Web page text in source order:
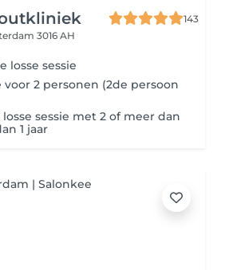
143
3016 AH
losse sessie
voor 2 personen (2de persoon
losse sessie met 2 of meer dan
1 jaar